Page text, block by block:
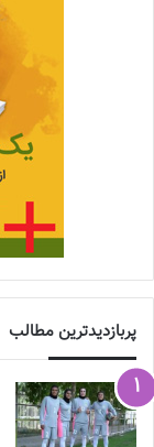
پربازدیدترین مطالب